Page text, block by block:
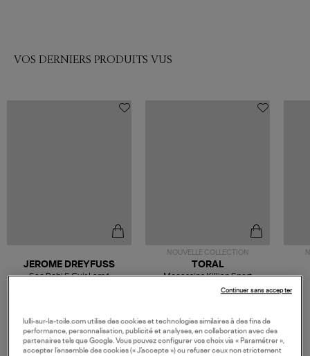
VOS DERNIERS PRODUITS VUS
JEROME DREYFUSS
Sac Bobi S Cuir Lamé
NOUVELLE COLLECTION
189,00 €
TORAL
Mocassins Killian Sport
Mousse
lulli-sur-la-toile.com utilise des cookies et technologies similaires à des fins de
performance, personnalisation, publicité et analyses, en collaboration avec des
partenaires tels que Google. Vous pouvez configurer vos choix via « Paramétrer »,
accepter l’ensemble des cookies (« J’accepte ») ou refuser ceux non strictement
Continuer sans accepter